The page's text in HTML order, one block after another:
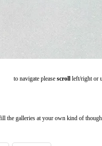
to navigate please scroll left/right or
the galleries at your own kind of